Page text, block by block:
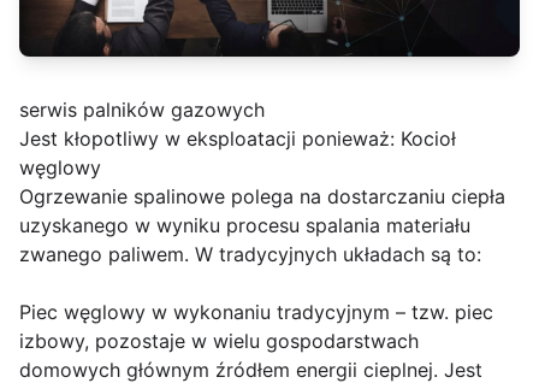
serwis palników gazowych
Jest kłopotliwy w eksploatacji ponieważ: Kocioł
węglowy
Ogrzewanie spalinowe polega na dostarczaniu ciepła
uzyskanego w wyniku procesu spalania materiału
zwanego paliwem. W tradycyjnych układach są to:
Piec węglowy w wykonaniu tradycyjnym – tzw. piec
izbowy, pozostaje w wielu gospodarstwach
domowych głównym źródłem energii cieplnej. Jest